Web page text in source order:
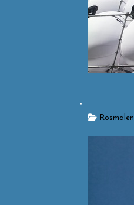
DetailsRosmalen